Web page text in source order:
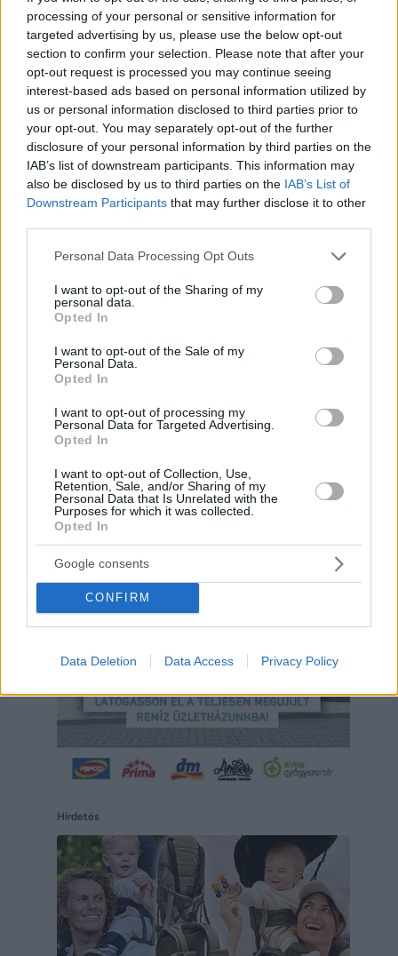
processing of your personal or sensitive information for
targeted advertising by us, please use the below opt-out
section to confirm your selection. Please note that after your
opt-out request is processed you may continue seeing
interest-based ads based on personal information utilized by
us or personal information disclosed to third parties prior to
your opt-out. You may separately opt-out of the further
disclosure of your personal information by third parties on the
IAB’s list of downstream participants. This information may
also be disclosed by us to third parties on the IAB’s List of
Downstream Participants that may further disclose it to other
Please note that this website/app uses one or more Google
not limited to your visit or usage behaviour. You may click to
grant or deny consent to Google and its third-party tags to
use your data for below specified purposes in below Google
consent section.
Personal Data Processing Opt Outs
I want to opt-out of the Sharing of my
personal data.
Opted In
I want to opt-out of the Sale of my
Personal Data.
Opted In
I want to opt-out of processing my
Personal Data for Targeted Advertising.
Opted In
I want to opt-out of Collection, Use,
Retention, Sale, and/or Sharing of my
Personal Data that Is Unrelated with the
Purposes for which it was collected.
Opted In
Google consents
CONFIRM
Data Deletion Data Access Privacy Policy
Hirdetés
Hirdetés
Hirdetés